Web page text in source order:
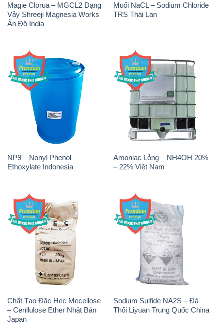
Magie Clorua – MGCL2 Dạng
Vảy Shreeji Magnesia Works
Ấn Độ India
Muối NaCL – Sodium Chloride
TRS Thái Lan
NP9 – Nonyl Phenol
Ethoxylate Indonesia
Amoniac Lỏng – NH4OH 20%
– 22% Việt Nam
Chất Tạo Đặc Hec Mecellose
– Cenllulose Ether Nhật Bản
Japan
Sodium Sulfide NA2S – Đá
Thối Liyuan Trung Quốc China